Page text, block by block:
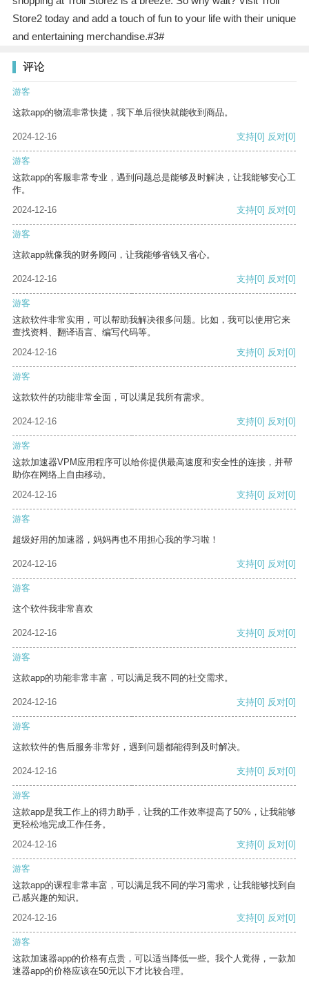
Store2 today and add a touch of fun to your life with their unique
and entertaining merchandise.#3#
评论
游客
这款app的物流非常快捷，我下单后很快就能收到商品。
2024-12-16 支持[0] 反对[0]
游客
这款app的客服非常专业，遇到问题总是能够及时解决，让我能够安心工
作。
2024-12-16
支持[0] 反对[0]
游客
这款app就像我的财务顾问，让我能够省钱又省心。
2024-12-16 支持[0] 反对[0]
游客
这款软件非常实用，可以帮助我解决很多问题。比如，我可以使用它来
查找资料、翻译语言、编写代码等。
2024-12-16
支持[0] 反对[0]
游客
这款软件的功能非常全面，可以满足我所有需求。
2024-12-16 支持[0] 反对[0]
游客
这款加速器VPM应用程序可以给你提供最高速度和安全性的连接，并帮
助你在网络上自由移动。
2024-12-16
支持[0] 反对[0]
游客
超级好用的加速器，妈妈再也不用担心我的学习啦！
2024-12-16 支持[0] 反对[0]
游客
这个软件我非常喜欢
2024-12-16 支持[0] 反对[0]
游客
这款app的功能非常丰富，可以满足我不同的社交需求。
2024-12-16 支持[0] 反对[0]
游客
这款软件的售后服务非常好，遇到问题都能得到及时解决。
2024-12-16 支持[0] 反对[0]
游客
这款app是我工作上的得力助手，让我的工作效率提高了50%，让我能够
更轻松地完成工作任务。
2024-12-16
支持[0] 反对[0]
游客
这款app的课程非常丰富，可以满足我不同的学习需求，让我能够找到自
己感兴趣的知识。
2024-12-16
支持[0] 反对[0]
游客
这款加速器app的价格有点贵，可以适当降低一些。我个人觉得，一款加
速器app的价格应该在50元以下才比较合理。